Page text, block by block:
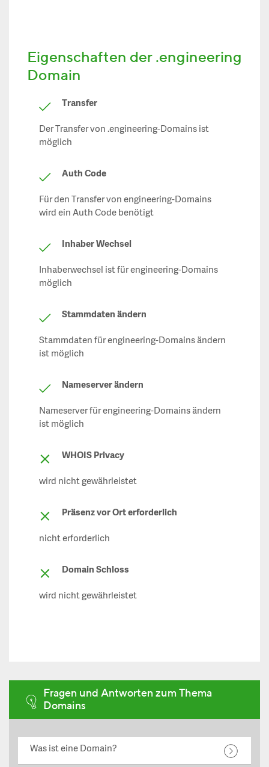
Eigenschaften der .engineering
Domain
Transfer
Der Transfer von .engineering-Domains ist
möglich
Auth Code
Für den Transfer von engineering-Domains
wird ein Auth Code benötigt
Inhaber Wechsel
Inhaberwechsel ist für engineering-Domains
möglich
Stammdaten ändern
Stammdaten für engineering-Domains ändern
ist möglich
Nameserver ändern
Nameserver für engineering-Domains ändern
ist möglich
WHOIS Privacy
wird nicht gewährleistet
Präsenz vor Ort erforderlich
nicht erforderlich
Domain Schloss
wird nicht gewährleistet
Fragen und Antworten zum Thema
Domains
Was ist eine Domain?